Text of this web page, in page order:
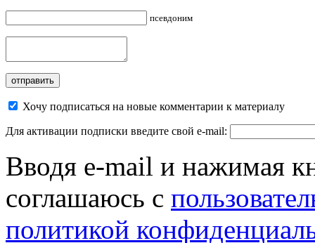
псевдоним
Хочу подписаться на новые комментарии к материалу
Для активации подписки введите свой e-mail:
Вводя e-mail и нажимая
соглашаюсь с
политикой